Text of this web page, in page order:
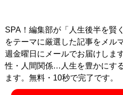
SPA！編集部が「人生後半を賢
をテーマに厳選した記事をメル
週金曜日にメールでお届けしま
性・人間関係…人生を豊かにす
ます。無料・10秒で完了です。